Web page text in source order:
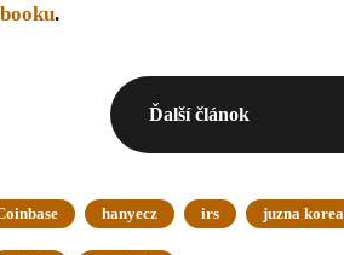
.
Ďalší článok
hanyecz irs juzna korea